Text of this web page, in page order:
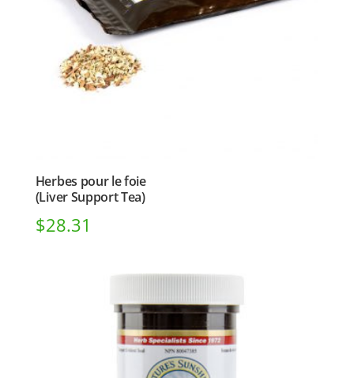
Herbes pour le foie
(Liver Support Tea)
$28.31